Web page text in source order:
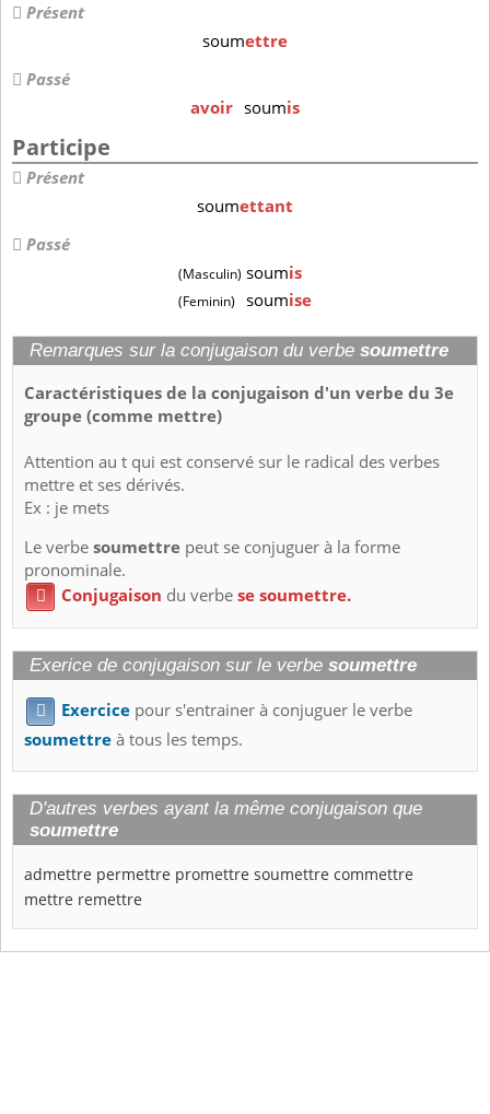
Présent
soumettre
Passé
avoir soumis
Participe
Présent
soumettant
Passé
(Masculin) soumis
(Feminin) soumise
Remarques sur la conjugaison du verbe soumettre
Caractéristiques de la conjugaison d'un verbe du 3e
groupe (comme mettre)
Attention au t qui est conservé sur le radical des verbes
mettre et ses dérivés.
Ex : je mets
Le verbesoumettre peut se conjuguer à la forme
pronominale.
 Conjugaison du verbese soumettre.
Exerice de conjugaison sur le verbe soumettre
 Exercice pour s'entrainer à conjuguer le verbe
soumettreà tous les temps.
D'autres verbes ayant la même conjugaison que
soumettre
admettre permettre promettre soumettre commettre
mettre remettre